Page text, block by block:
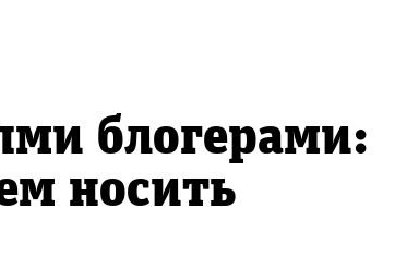
блогерами:
носить